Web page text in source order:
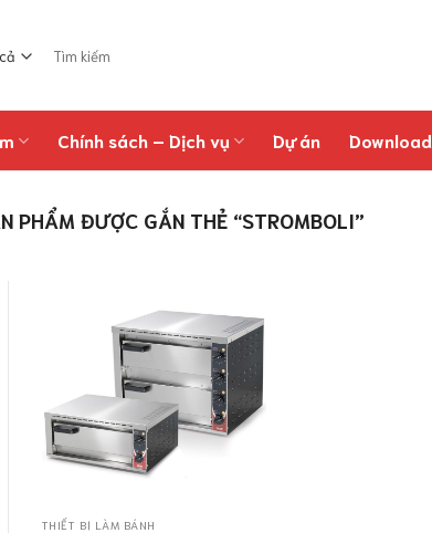
kiếm:
Chính sách – Dịch vụ Dự án Download
PHẨM ĐƯỢC GẮN THẺ “STROMBOLI”
THIẾT BỊ LÀM BÁNH